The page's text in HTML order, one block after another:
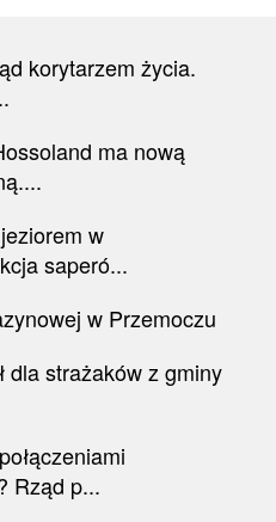
korytarzem życia.
ma nową
w
saperó...
w Przemoczu
dla strażaków z gminy
Rząd p...